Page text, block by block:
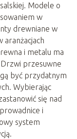
Modele o
w
drewniane w
aranżacjach
i metalu ma
przesuwne
być przydatnym
Wybierając
się nad
i
system